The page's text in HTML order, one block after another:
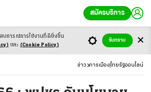
สมัครบริการ
ข่าว การเมือง ไทยรัฐออนไลน์
บการณ์การใช้งานที่ดียิ่งขึ้น
และ (Cookie Policy)
รับทราบ